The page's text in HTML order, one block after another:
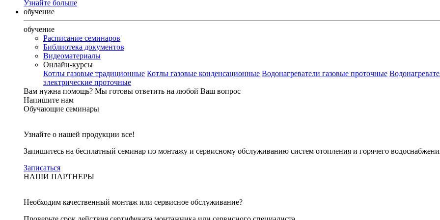
Узнайте больше
обучение
обучение
Расписание семинаров
Библиотека документов
Видеоматериалы
Онлайн-курсы
Котлы газовые традиционные Котлы газовые конденсационные Водонагреватели газовые проточные
электрические проточные
Вам нужна помощь? Мы готовы ответить на любой Ваш вопрос
Напишите нам
Обучающие семинары
Узнайте о нашей продукции все!
Запишитесь на бесплатный семинар по монтажу и сервисному обслуживанию систем отопления и горячего
Записаться
НАШИ ПАРТНЕРЫ
Необходим качественный монтаж или сервисное обслуживание?